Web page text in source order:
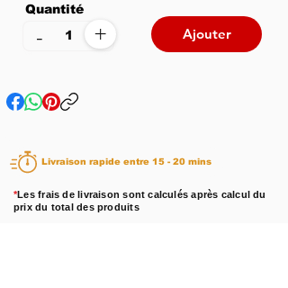
Quantité
+
- Ajouter
Livraison rapide entre 15 - 20 mins
*Les frais de livraison sont calculés après calcul du
prix du total des produits